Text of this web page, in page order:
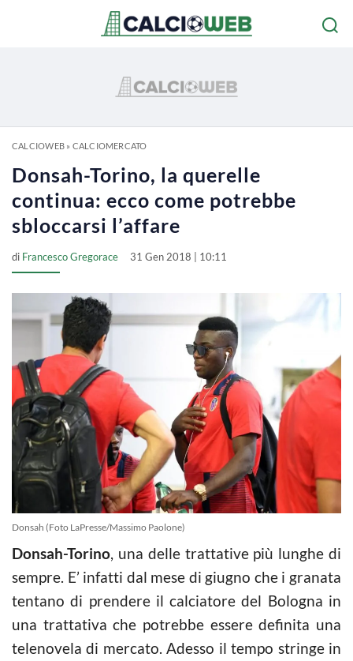
CALCIOWEB» CALCIOMERCATO
Donsah-Torino, la querelle
continua: ecco come potrebbe
sbloccarsi l’affare
di Francesco Gregorace 31 Gen 2018 | 10:11
Donsah (Foto LaPresse/Massimo Paolone)
Donsah-Torino, una delle trattative più lunghe di
sempre. E’ infatti dal mese di giugno che i granata
tentano di prendere il calciatore del Bologna in
una trattativa che potrebbe essere definita una
telenovela di mercato. Adesso il tempo stringe in